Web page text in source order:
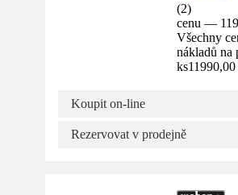
(2)
cenu —
Všechny
nákladů na
ks
Koupit on-line
Rezervovat v prodejně